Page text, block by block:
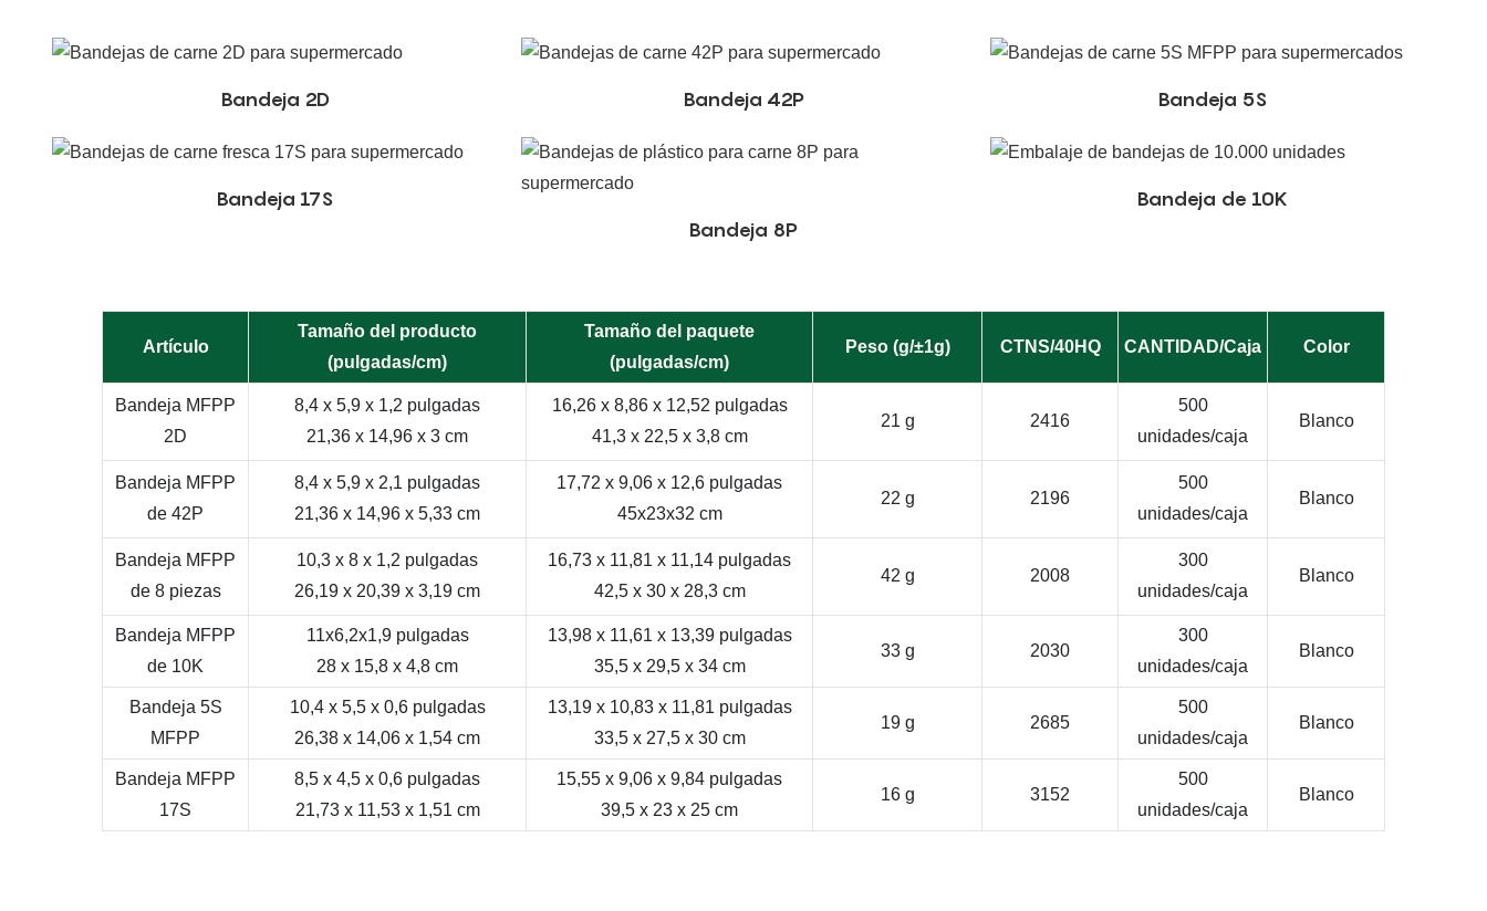
Bandeja 2D Bandeja 42P Bandeja 5S
Bandeja 17S
Bandeja 8P
Bandeja de 10K
Artículo
Tamaño del producto
(pulgadas/cm)
Tamaño del paquete
(pulgadas/cm)
Peso (g/±1g) CTNS/40HQ CANTIDAD/Caja Color
Bandeja MFPP
2D
8,4 x 5,9 x 1,2 pulgadas
21,36 x 14,96 x 3 cm
16,26 x 8,86 x 12,52 pulgadas
41,3 x 22,5 x 3,8 cm
21 g 2416
500
unidades/caja
Blanco
Bandeja MFPP
de 42P
8,4 x 5,9 x 2,1 pulgadas
21,36 x 14,96 x 5,33 cm
17,72 x 9,06 x 12,6 pulgadas
45x23x32 cm
22 g 2196
500
unidades/caja
Blanco
Bandeja MFPP
de 8 piezas
10,3 x 8 x 1,2 pulgadas
26,19 x 20,39 x 3,19 cm
16,73 x 11,81 x 11,14 pulgadas
42,5 x 30 x 28,3 cm
42 g 2008
300
unidades/caja
Blanco
Bandeja MFPP
de 10K
11x6,2x1,9 pulgadas
28 x 15,8 x 4,8 cm
13,98 x 11,61 x 13,39 pulgadas
35,5 x 29,5 x 34 cm
33 g 2030
300
unidades/caja
Blanco
Bandeja 5S
MFPP
10,4 x 5,5 x 0,6 pulgadas
26,38 x 14,06 x 1,54 cm
13,19 x 10,83 x 11,81 pulgadas
33,5 x 27,5 x 30 cm
19 g 2685
500
unidades/caja
Blanco
Bandeja MFPP
17S
8,5 x 4,5 x 0,6 pulgadas
21,73 x 11,53 x 1,51 cm
15,55 x 9,06 x 9,84 pulgadas
39,5 x 23 x 25 cm
16 g 3152
500
unidades/caja
Blanco